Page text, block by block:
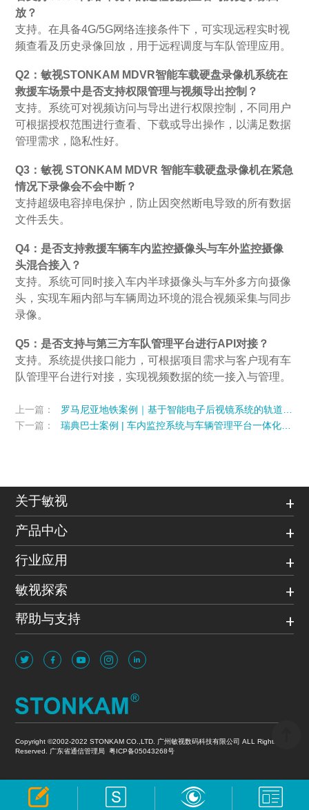
放？
支持。在具备4G/5G网络连接条件下，可实现远程实时视
频查看及历史录像回放，用于远程调度与车队管理应用。
Q2：敏视STONKAM MDVR智能车载硬盘录像机系统在
救援车场景中是否支持权限管理与视频导出控制？
支持。系统可对视频访问与导出进行权限控制，不同用户
可根据授权范围进行查看、下载或导出操作，以满足数据
管理需求，隐私性好。
Q3：敏视 STONKAM MDVR 智能车载硬盘录像机在紧急
情况下录像会不会中断？
支持超级电容掉电保护，防止因突然断电导致的所有数据
文件丢失。
Q4：是否支持救援车辆车内监控摄像头与车外监控摄像
头混合接入？
支持。系统可同时接入车内半球摄像头与车外多方向摄像
头，实现车厢内部与车辆周边环境的混合视频采集与同步
录像。
Q5：是否支持与第三方车队管理平台进行API对接？
支持。系统提供接口能力，可根据项目需求与客户现有车
队管理平台进行对接，实现视频数据的统一接入与管理。
上一篇：
罗马尼亚地铁案例｜基于智能电子后视镜系统的轨道交通安全与管理升级
下一篇：
瑞典巴士案例 | 车内监控系统与车辆管理平台一体化部署
关于敏视
产品中心
行业应用
敏视探索
帮助与支持
Copyright ©2002-2022 STONKAM CO.,LTD. 广州敏视数码科技有限公司 ALL Rights
Reserved. 广东省通信管理局粤ICP备05043268号